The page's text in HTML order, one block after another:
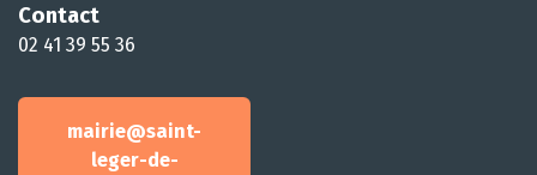
Contact
02 41 39 55 36
mairie@saint-
leger-de-